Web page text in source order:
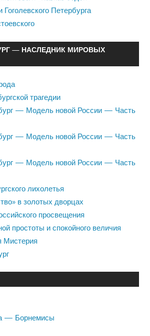
Гоголевского Петербурга
— НАСЛЕДНИК МИРОВЫХ
трагедии
— Модель новой России — Часть
— Модель новой России — Часть
— Модель новой России — Часть
лихолетья
в золотых дворцах
просвещения
простоты и спокойного величия
Мистерия
— Борнемисы